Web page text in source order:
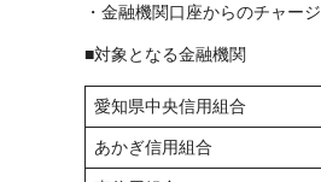
・金融機関口座からのチャージ
■対象となる金融機関
愛知県中央信用組合
あかぎ信用組合